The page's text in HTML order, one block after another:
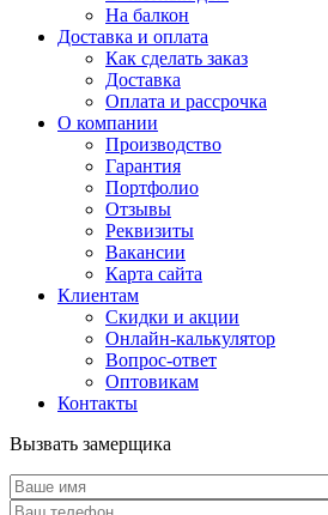
На балкон
Доставка и оплата
Как сделать заказ
Доставка
Оплата и рассрочка
О компании
Производство
Гарантия
Портфолио
Отзывы
Реквизиты
Вакансии
Карта сайта
Клиентам
Скидки и акции
Онлайн-калькулятор
Вопрос-ответ
Оптовикам
Контакты
Вызвать замерщика